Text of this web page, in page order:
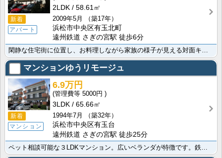
新着
アパート
2LDK
58.61㎡
2009年5月
（築17年）
浜松市中央区有玉北町
遠州鉄道 さぎの宮駅 徒歩6分
閑静な住宅街に位置し、お料理しながら家族の様子が見える対面キッチンに、エアコンやＴＶ付きモニターフォ･･･
マンションゆうリモージュ
新着
マンション
6.9万円
5000円
3LDK
65.66㎡
1994年7月
（築32年）
浜松市中央区有玉台
遠州鉄道 さぎの宮駅 徒歩25分